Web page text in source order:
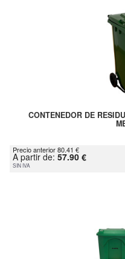
CONTENEDOR DE
Precio anterior 80.41 €
A partir de: 57.90 €
SIN IVA